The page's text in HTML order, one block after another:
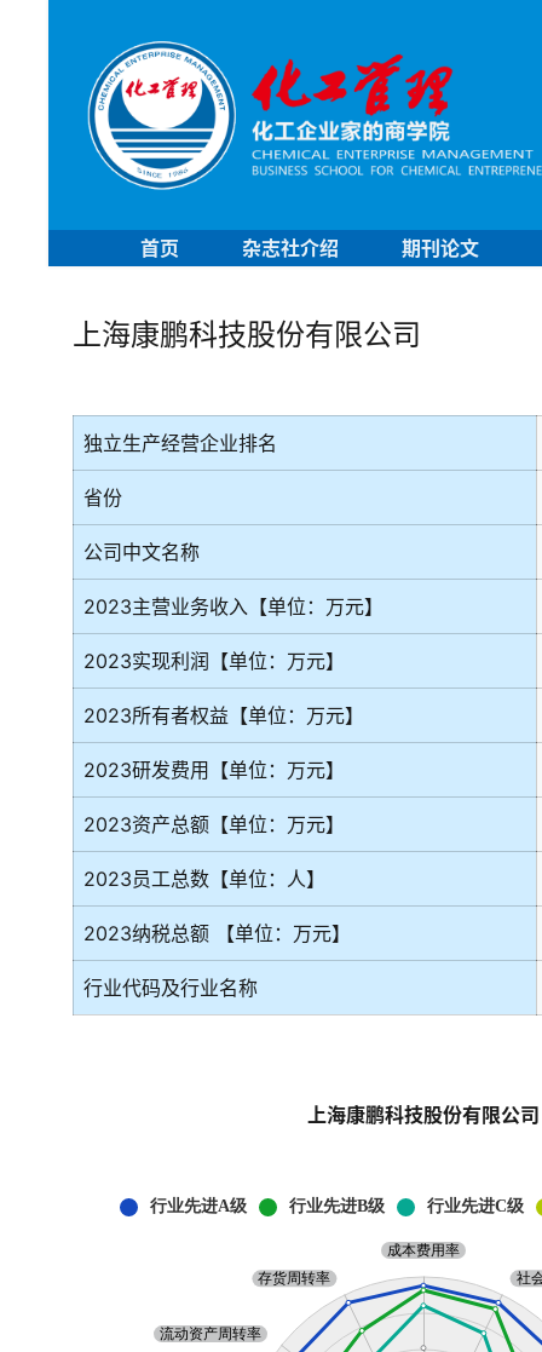
首页 杂志社介绍 期刊论文
上海康鹏科技股份有限公司
独立生产经营企业排名
省份
公司中文名称
2023主营业务收入【单位：万元】
2023实现利润【单位：万元】
2023所有者权益【单位：万元】
2023研发费用【单位：万元】
2023资产总额【单位：万元】
2023员工总数【单位：人】
2023纳税总额 【单位：万元】
行业代码及行业名称
上海康鹏科技股份有限公司